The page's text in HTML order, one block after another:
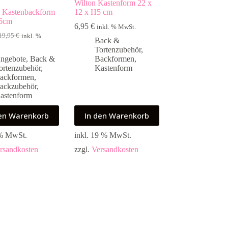
Kastenbackform
€
€
€.
inkl. %
,Back &
,
,
,
Warenkorb
MwSt.
Wilton Kastenform 22 x
12 x H5 cm
6,95€ inkl. % MwSt.
Back &
Tortenzubehör,
Backformen,
Kastenform
In den Warenkorb
inkl. 19 % MwSt.
zzgl.Versandkosten